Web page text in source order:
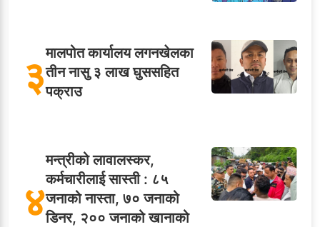
३मालपोत कार्यालय लगनखेलका
तीन नासु ३ लाख घुससहित
पक्राउ
४
मन्त्रीको लावालस्कर,
कर्मचारीलाई सास्ती : ८५
जनाको नास्ता, ७० जनाको
डिनर, २०० जनाको खानाको